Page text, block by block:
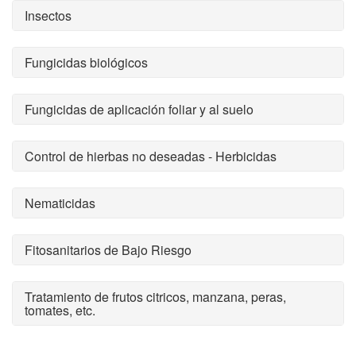
Insectos
Fungicidas biológicos
Fungicidas de aplicación foliar y al suelo
Control de hierbas no deseadas - Herbicidas
Nematicidas
Fitosanitarios de Bajo Riesgo
Tratamiento de frutos citricos, manzana, peras,
tomates, etc.